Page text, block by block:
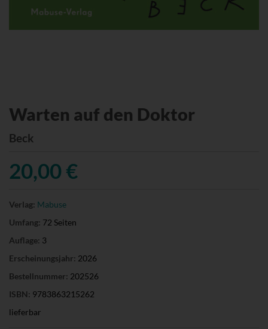
Warten auf den Doktor
Beck
20,00 €
Verlag: Mabuse
Umfang: 72 Seiten
Auflage: 3
Erscheinungsjahr: 2026
Bestellnummer: 202526
ISBN: 9783863215262
lieferbar